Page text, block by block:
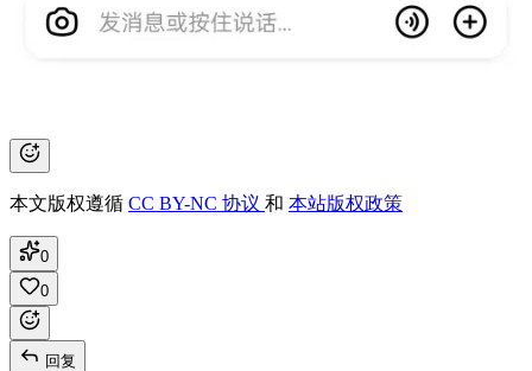
本文版权遵循 CC BY-NC 协议 和 本站版权政策
0
0
回复